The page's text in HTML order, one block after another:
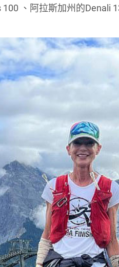
、阿拉斯加州的Denali